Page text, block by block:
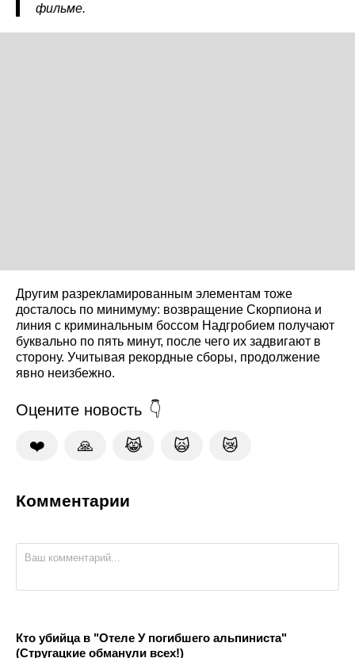
фильме.
Другим разрекламированным элементам тоже
досталось по минимуму: возвращение Скорпиона и
линия с криминальным боссом Надгробием получают
буквально по пять минут, после чего их задвигают в
сторону. Учитывая рекордные сборы, продолжение
явно неизбежно.
Оцените новость
❤️ 🙏 😹 🙀 😿
Комментарии
Кто убийца в "Отеле У погибшего альпиниста"
(Стругацкие обманули всех!)